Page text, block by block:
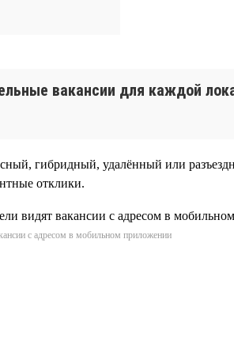
вакансии для каждой
гибридный, удалённый или
отклики.
с адресом в мобильном приложении